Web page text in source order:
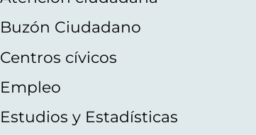
Buzón Ciudadano
Centros cívicos
Empleo
Estudios y Estadísticas